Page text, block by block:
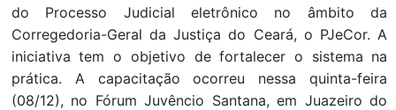
do Processo Judicial eletrônico no âmbito da
Corregedoria-Geral da Justiça do Ceará, o PJeCor. A
iniciativa tem o objetivo de fortalecer o sistema na
prática. A capacitação ocorreu nessa quinta-feira
(08/12), no Fórum Juvêncio Santana, em Juazeiro do